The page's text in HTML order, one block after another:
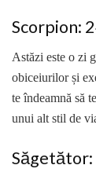
Scorpion:
Astăzi este o zi
obiceiurilor și
te îndeamnă să
unui alt stil de
Săgetător: